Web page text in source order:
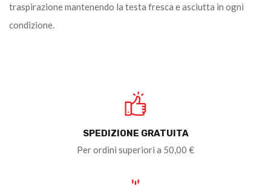
traspirazione mantenendo la testa fresca e asciutta in ogni
condizione.
SPEDIZIONE GRATUITA
Per ordini superiori a 50,00 €